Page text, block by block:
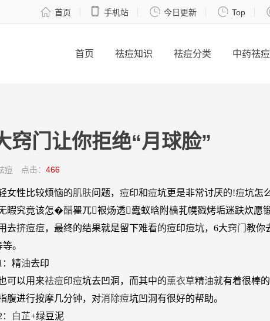
 首页  手机站  今日更新  Top
首页 祛痘知识 祛痘分类 中药祛痘
窍门让你拒绝“月球脸”
痘 点击： 466
女性比较烦恼的肌肤问题， 痘印和痘坑更是非常讨厌的!痘坑怎
暇究竟该怎�醋瞿兀裉炀透蠹蚁晗附樯芤幌戮烤垢迷趺炊愿
去挤痘痘，最终的结果就是留下难看的痘印痘坑，6大窍门 教你
。
：精油去印
可以用来祛痘印痘坑去凹洞，而其中的薰衣草精油就有着很棒
腹进行按摩几分钟，对消除痘坑凹洞有很好的帮助。
白芷+绿豆泥